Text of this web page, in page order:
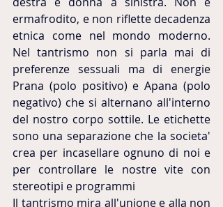
ermafrodito, e non riflette decadenza
etnica come nel mondo moderno.
Nel tantrismo non si parla mai di
preferenze sessuali ma di energie
Prana (polo positivo) e Apana (polo
negativo) che si alternano all'interno
del nostro corpo sottile. Le etichette
sono una separazione che la societa'
crea per incasellare ognuno di noi e
per controllare le nostre vite con
stereotipi e programmi
Il tantrismo mira all'unione e alla non